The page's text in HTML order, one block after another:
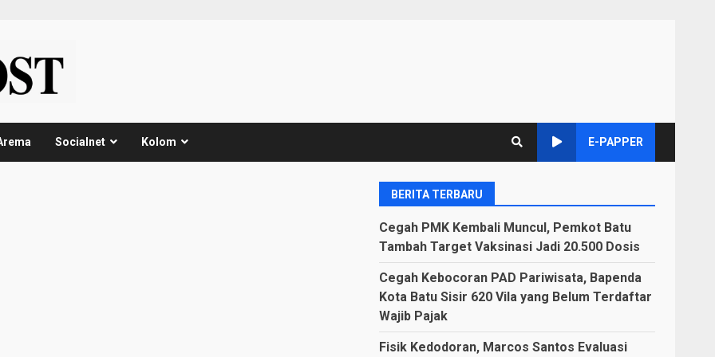
Socialnet Kolom E-PAPPER
BERITA TERBARU
Cegah PMK Kembali Muncul, Pemkot Batu
Tambah Target Vaksinasi Jadi 20.500 Dosis
Cegah Kebocoran PAD Pariwisata, Bapenda
Kota Batu Sisir 620 Vila yang Belum Terdaftar
Wajib Pajak
Fisik Kedodoran, Marcos Santos Evaluasi